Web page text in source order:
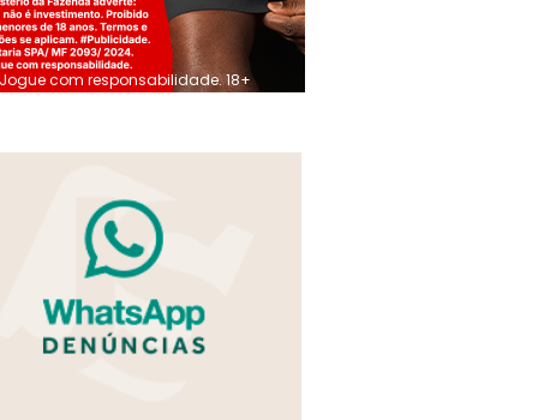
Jogue com responsabilidade. 18+